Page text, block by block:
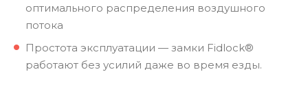
оптимального распределения воздушного
потока
Простота эксплуатации — замки Fidlock®
работают без усилий даже во время езды.